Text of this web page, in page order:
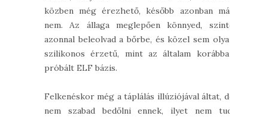
közben még érezhető, később azonban már
nem. Az állaga meglepően könnyed, szinte
azonnal beleolvad a bőrbe, és közel sem olyan
szilikonos érzetű, mint az általam korábban
próbált ELF bázis.
Felkenéskor még a táplálás illúziójával áltat, de
nem szabad bedőlni ennek, ilyet nem tud,